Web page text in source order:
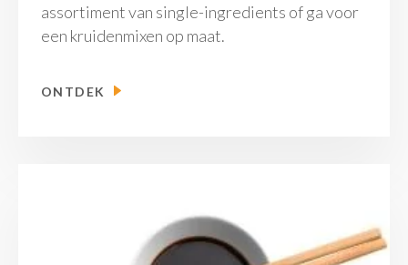
assortiment van single-ingredients of ga voor
een kruidenmixen op maat.
ONTDEK